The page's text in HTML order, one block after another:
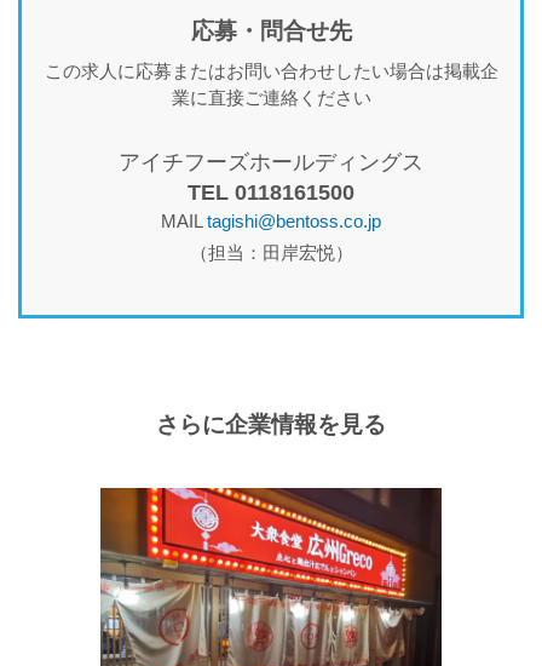
応募・問合せ先
この求人に応募またはお問い合わせしたい場合は掲載企
業に直接ご連絡ください
アイチフーズホールディングス
TEL 0118161500
MAIL tagishi@bentoss.co.jp
（担当：田岸宏悦）
さらに企業情報を見る